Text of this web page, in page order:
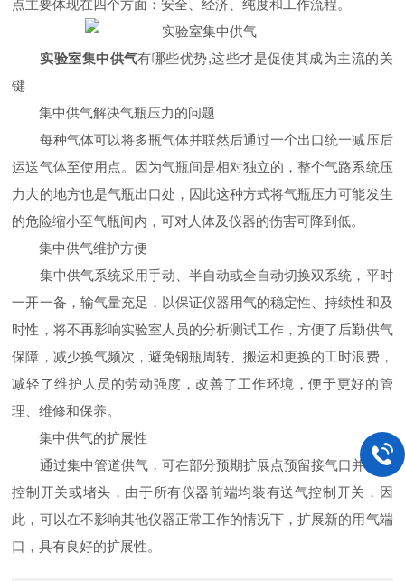
点主要体现在四个方面：安全、经济、纯度和工作流程。
实验室集中供气有哪些优势,这些才是促使其成为主流的关
键
集中供气解决气瓶压力的问题
每种气体可以将多瓶气体并联然后通过一个出口统一减压后
运送气体至使用点。因为气瓶间是相对独立的，整个气路系统压
力大的地方也是气瓶出口处，因此这种方式将气瓶压力可能发生
的危险缩小至气瓶间内，可对人体及仪器的伤害可降到低。
集中供气维护方便
集中供气系统采用手动、半自动或全自动切换双系统，平时
一开一备，输气量充足，以保证仪器用气的稳定性、持续性和及
时性，将不再影响实验室人员的分析测试工作，方便了后勤供气
保障，减少换气频次，避免钢瓶周转、搬运和更换的工时浪费，
减轻了维护人员的劳动强度，改善了工作环境，便于更好的管
理、维修和保养。
集中供气的扩展性
通过集中管道供气，可在部分预期扩展点预留接气口并安装
控制开关或堵头，由于所有仪器前端均装有送气控制开关，因
此，可以在不影响其他仪器正常工作的情况下，扩展新的用气端
口，具有良好的扩展性。